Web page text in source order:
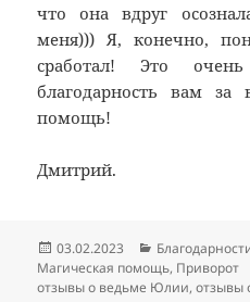
что она вдруг
меня))) Я, конечно,
сработал! Это
благодарность вам
помощь!
Дмитрий.
Опубликовано
03.02.2023 Рубрики
Магическая помощь, Приворот
отзывы о ведьме Юлии,отзывы